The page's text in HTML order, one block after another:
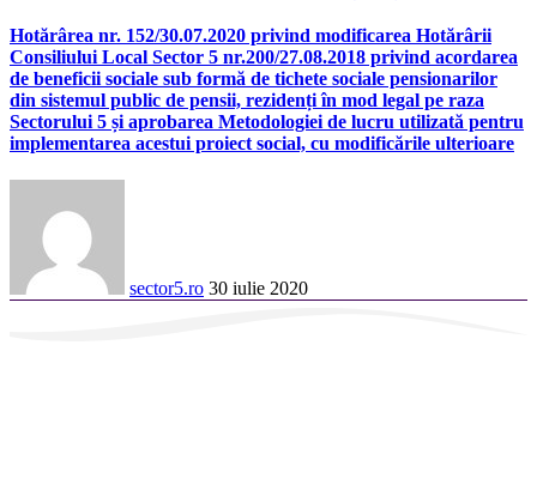
Hotărârea nr. 152/30.07.2020 privind modificarea Hotărârii
Consiliului Local Sector 5 nr.200/27.08.2018 privind acordarea
de beneficii sociale sub formă de tichete sociale pensionarilor
din sistemul public de pensii, rezidenți în mod legal pe raza
Sectorului 5 și aprobarea Metodologiei de lucru utilizată pentru
implementarea acestui proiect social, cu modificările ulterioare
sector5.ro 30 iulie 2020